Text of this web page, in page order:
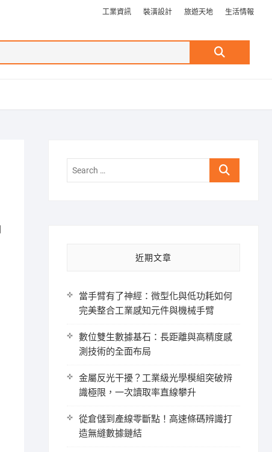
工業資訊 裝潢設計 旅遊天地 生活情報
Search
Search
近期文章
當手臂有了神經：微型化與低功耗如何
完美整合工業感知元件與機械手臂
數位雙生數據基石：長距離與高精度感
測技術的全面布局
金屬反光干擾？工業級光學模組突破辨
識極限，一次讀取率直線攀升
從倉儲到產線零斷點！高速條碼辨識打
造無縫數據鏈結